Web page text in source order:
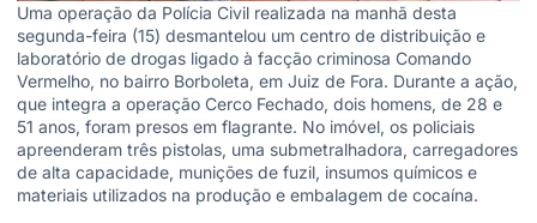
Uma operação da Polícia Civil realizada na manhã desta
segunda-feira (15) desmantelou um centro de distribuição e
laboratório de drogas ligado à facção criminosa Comando
Vermelho, no bairro Borboleta, em Juiz de Fora. Durante a ação,
que integra a operação Cerco Fechado, dois homens, de 28 e
51 anos, foram presos em flagrante. No imóvel, os policiais
apreenderam três pistolas, uma submetralhadora, carregadores
de alta capacidade, munições de fuzil, insumos químicos e
materiais utilizados na produção e embalagem de cocaína.